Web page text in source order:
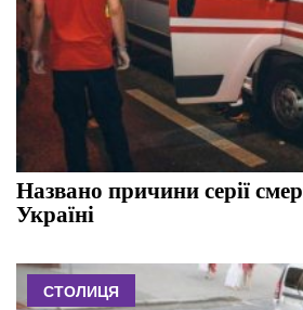
Названо причини серії
Україні
СТОЛИЦЯ